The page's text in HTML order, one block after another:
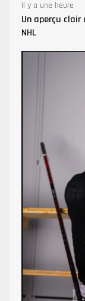
Il y a une heure
Un aperçu
NHL